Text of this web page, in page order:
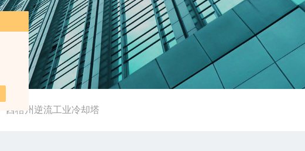
西梧州逆流工业冷却塔